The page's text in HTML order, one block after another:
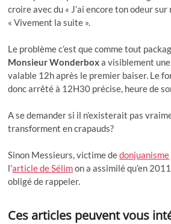
croire avec du « J’ai encore ton odeur sur
« Vivement la suite ».
Le problème c’est que comme tout
Monsieur Wonderboxa visiblement
valable 12h après le premier baiser. Le
donc arrêté à 12H30 précise, heure de
A se demander si il n’existerait pas
transforment en crapauds?
Sinon Messieurs, victime dedonjuanisme
l’article de Sélimon a assimilé qu’en
obligé de rappeler.
Ces articles peuvent vous